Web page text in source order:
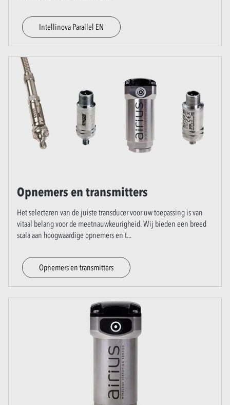
Intellinova Parallel EN
Opnemers en transmitters
Het selecteren van de juiste transducer voor uw toepassing is van
vitaal belang voor de meetnauwkeurigheid. Wij bieden een breed
scala aan hoogwaardige opnemers en t...
Opnemers en transmitters